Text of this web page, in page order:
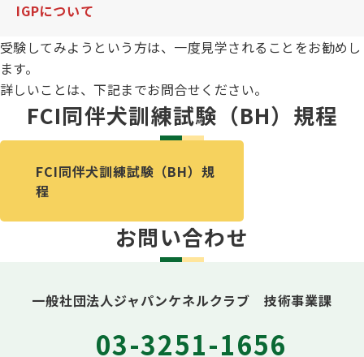
IGPについて
受験してみようという方は、一度見学されることをお勧めし
ます。
詳しいことは、下記までお問合せください。
FCI同伴犬訓練試験（BH）規程
FCI同伴犬訓練試験（BH）規
程
お問い合わせ
一般社団法人ジャパンケネルクラブ 技術事業課
03-3251-1656